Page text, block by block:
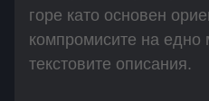
горе като основен
компромисите на едно
текстовите описания.